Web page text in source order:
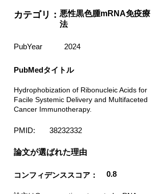
カテゴリ： 悪性黒色腫mRNA免疫療
法
PubYear 2024
PubMedタイトル
Hydrophobization of Ribonucleic Acids for
Facile Systemic Delivery and Multifaceted
Cancer Immunotherapy.
PMID: 38232332
​論文が選ばれた理由
コンフィデンススコア： 0.8